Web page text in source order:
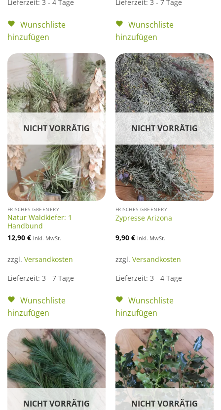
Lieferzeit: 3 - 4 Tage
Wunschliste
hinzufügen
Lieferzeit: 3 - 7 Tage
Wunschliste
hinzufügen
NICHT VORRÄTIG
FRISCHES GREENERY
Natur Waldkiefer: 1
Handbund
12,90 € inkl. MwSt.
zzgl. Versandkosten
Lieferzeit: 3 - 7 Tage
Wunschliste
hinzufügen
NICHT VORRÄTIG
FRISCHES GREENERY
Zypresse Arizona
9,90 € inkl. MwSt.
zzgl. Versandkosten
Lieferzeit: 3 - 4 Tage
Wunschliste
hinzufügen
NICHT VORRÄTIG NICHT VORRÄTIG